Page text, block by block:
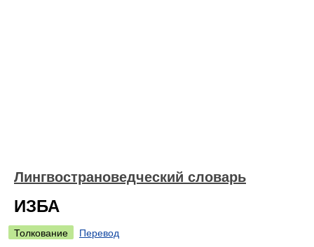
Лингвострановедческий словарь
ИЗБА
Толкование
Перевод